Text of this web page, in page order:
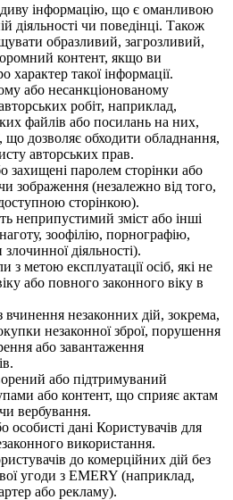
інформацію, що є оманливою
діяльності чи поведінці. Також
образливий, загрозливий,
контент, якщо ви
характер такої інформації.
або несанкціонованому
робіт, наприклад,
файлів або посилань на них,
що дозволяє обходити обладнання,
авторських прав.
захищені паролем сторінки або
зображення (незалежно від того,
сторінкою).
неприпустимий зміст або інші
зоофілію, порнографію,
діяльності).
з метою експлуатації осіб, які не
або повного законного віку в
вчинення незаконних дій, зокрема,
незаконної зброї, порушення
або завантаження
або підтримуваний
або контент, що сприяє актам
вербування.
особисті дані Користувачів для
використання.
до комерційних дій без
угоди з EMERY (наприклад,
або рекламу).